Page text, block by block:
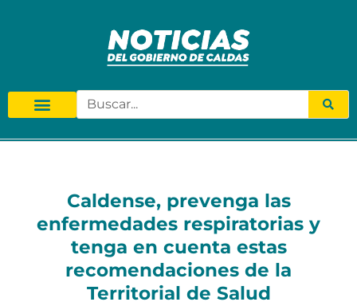
Caldense, prevenga las
enfermedades respiratorias y
tenga en cuenta estas
recomendaciones de la
Territorial de Salud